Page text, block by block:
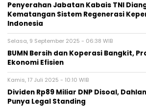
Penyerahan Jabatan Kabais TNI
Kematangan Sistem Regenerasi
Indonesia
Selasa, 9 September 2025 - 06:38 WIB
BUMN Bersih dan Koperasi Bangkit,
Ekonomi Efisien
Kamis, 17 Juli 2025 - 10:10 WIB
Dividen Rp89 Miliar DNP Disoal,
Punya Legal Standing